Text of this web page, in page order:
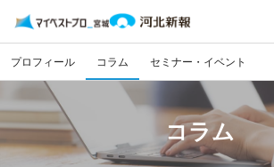
プロフィール コラム セミナー・イベント
コラム